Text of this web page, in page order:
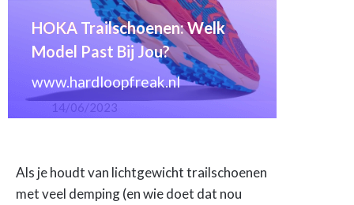
14/06/2023
HOKA Trailschoenen: Welk
Model Past Bij Jou?
Als je houdt van lichtgewicht trailschoenen
met veel demping (en wie doet dat nou